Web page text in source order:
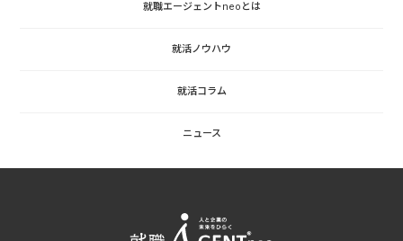
就職エージェントneoとは
就活ノウハウ
就活コラム
ニュース